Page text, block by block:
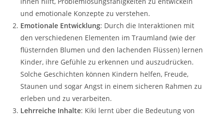
und emotionale Konzepte zu verstehen.
Emotionale Entwicklung: Durch die Interaktionen mit
den verschiedenen Elementen im Traumland (wie der
flüsternden Blumen und den lachenden Flüssen) lernen
Kinder, ihre Gefühle zu erkennen und auszudrücken.
Solche Geschichten können Kindern helfen, Freude,
Staunen und sogar Angst in einem sicheren Rahmen zu
erleben und zu verarbeiten.
Lehrreiche Inhalte: Kiki lernt über die Bedeutung von